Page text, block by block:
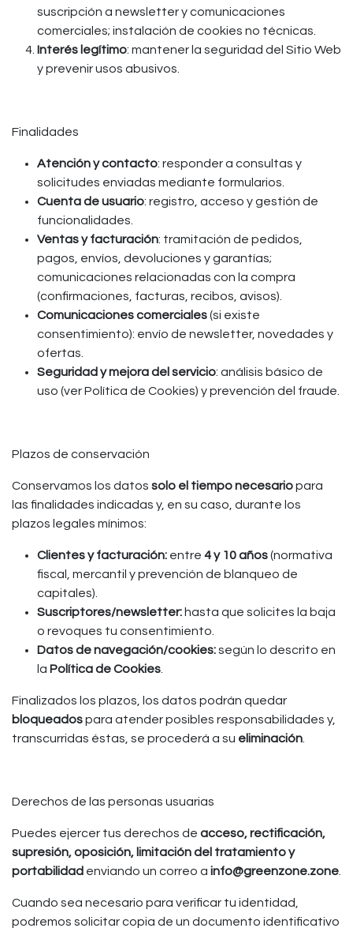
suscripción a newsletter y comunicaciones
comerciales; instalación de cookies no técnicas.
Interés legítimo: mantener la seguridad del Sitio Web
y prevenir usos abusivos.
Finalidades
Atención y contacto: responder a consultas y
solicitudes enviadas mediante formularios.
Cuenta de usuario: registro, acceso y gestión de
funcionalidades.
Ventas y facturación: tramitación de pedidos,
pagos, envíos, devoluciones y garantías;
comunicaciones relacionadas con la compra
(confirmaciones, facturas, recibos, avisos).
Comunicaciones comerciales(si existe
consentimiento): envío de newsletter, novedades y
ofertas.
Seguridad y mejora del servicio: análisis básico de
uso (ver Política de Cookies) y prevención del fraude.
Plazos de conservación
Conservamos los datos solo el tiempo necesariopara
las finalidades indicadas y, en su caso, durante los
plazos legales mínimos:
Clientes y facturación: entre 4 y 10 años(normativa
fiscal, mercantil y prevención de blanqueo de
capitales).
Suscriptores/newsletter: hasta que solicites la baja
o revoques tu consentimiento.
Datos de navegación/cookies:según lo descrito en
la Política de Cookies
Finalizados los plazos, los datos podrán quedar
bloqueadospara atender posibles responsabilidades y,
transcurridas éstas, se procederá a su eliminación
Derechos de las personas usuarias
Puedes ejercer tus derechos de acceso, rectificación,
supresión, oposición, limitación del tratamiento y
portabilidad enviando un correo a info@greenzone.zone
Cuando sea necesario para verificar tu identidad,
podremos solicitar copia de un documento identificativo